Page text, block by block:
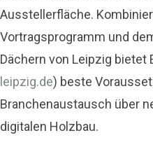
Ausstellerfläche.
Vortragsprogramm und
Dächern von Leipzig bietet
leipzig.de) beste
Branchenaustausch über
digitalen Holzbau.